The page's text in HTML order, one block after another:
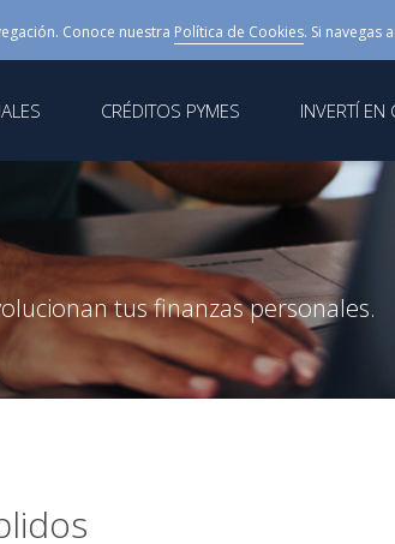
Conoce nuestra Política de Cookies. Si navegas
CRÉDITOS PYMES INVERTÍ EN
tus finanzas personales.